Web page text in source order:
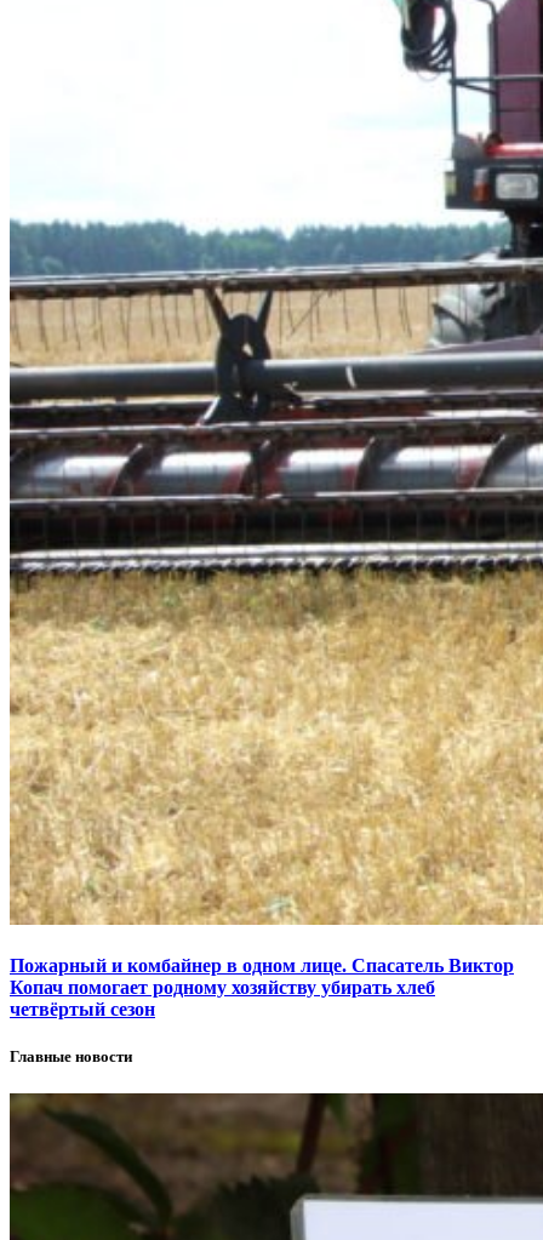
Пожарный и комбайнер в одном лице. Спасатель Виктор
Копач помогает родному хозяйству убирать хлеб
четвёртый сезон
Главные новости